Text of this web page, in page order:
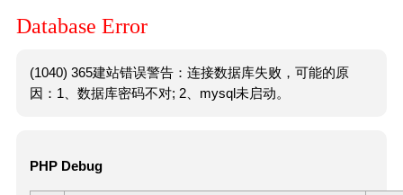
Database Error
(1040) 365建站错误警告：连接数据库失败，可能的原
因：1、数据库密码不对; 2、mysql未启动。
PHP Debug